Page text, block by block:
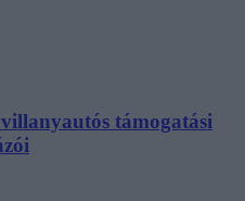
támogatási